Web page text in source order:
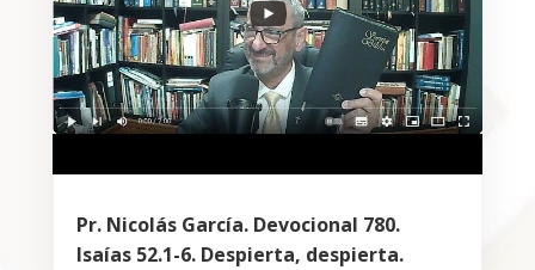
Pr. Nicolás García. Devocional 780.
Isaías 52.1-6. Despierta, despierta.